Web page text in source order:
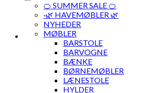
🍊 SUMMER SALE 🍊
·🌿 HAVEMØBLER 🌿
NYHEDER
MØBLER
BARSTOLE
BARVOGNE
BÆNKE
BØRNEMØBLER
LÆNESTOLE
HYLDER